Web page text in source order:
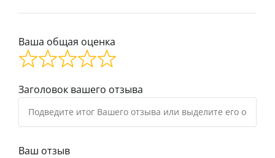
Ваша общая оценка
Заголовок вашего отзыва
Ваш отзыв